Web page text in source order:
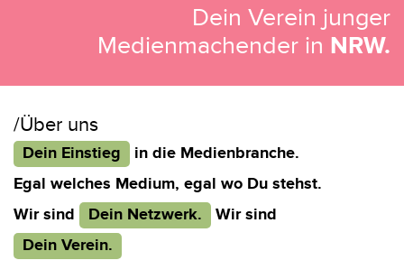
Dein Verein junger
Medienmachender in NRW.
/Über uns
Dein Einstieg
in die Medienbranche.
Egal welches Medium, egal wo Du stehst.
Wir sind
Dein Netzwerk.
Wir sind
Dein Verein.